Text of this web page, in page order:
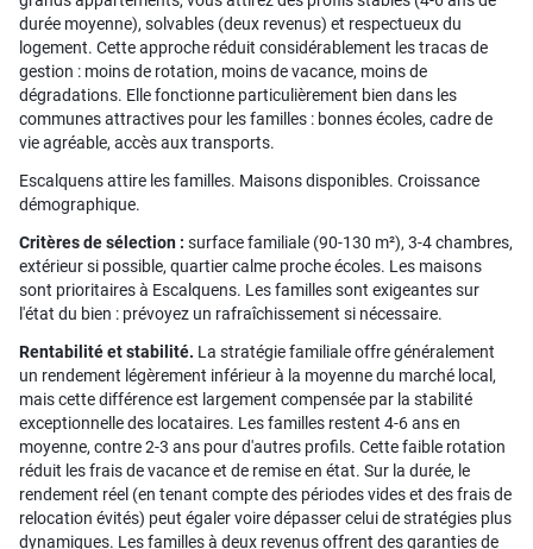
durée moyenne), solvables (deux revenus) et respectueux du
logement. Cette approche réduit considérablement les tracas de
gestion : moins de rotation, moins de vacance, moins de
dégradations. Elle fonctionne particulièrement bien dans les
communes attractives pour les familles : bonnes écoles, cadre de
vie agréable, accès aux transports.
Escalquens attire les familles. Maisons disponibles. Croissance
démographique.
Critères de sélection : surface familiale (90-130 m²), 3-4 chambres,
extérieur si possible, quartier calme proche écoles. Les maisons
sont prioritaires à Escalquens. Les familles sont exigeantes sur
l'état du bien : prévoyez un rafraîchissement si nécessaire.
Rentabilité et stabilité. La stratégie familiale offre généralement
un rendement légèrement inférieur à la moyenne du marché local,
mais cette différence est largement compensée par la stabilité
exceptionnelle des locataires. Les familles restent 4-6 ans en
moyenne, contre 2-3 ans pour d'autres profils. Cette faible rotation
réduit les frais de vacance et de remise en état. Sur la durée, le
rendement réel (en tenant compte des périodes vides et des frais de
relocation évités) peut égaler voire dépasser celui de stratégies plus
dynamiques. Les familles à deux revenus offrent des garanties de